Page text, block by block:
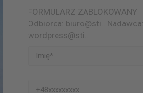
FORMULARZ ZABLOKOWANY
Odbiorca: biuro@sti.. Nadawca:
wordpress@sti..